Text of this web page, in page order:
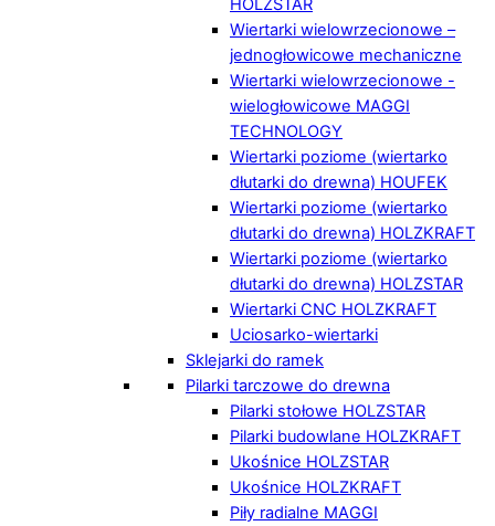
HOLZSTAR
Wiertarki wielowrzecionowe –
jednogłowicowe mechaniczne
Wiertarki wielowrzecionowe -
wielogłowicowe MAGGI
TECHNOLOGY
Wiertarki poziome (wiertarko
dłutarki do drewna) HOUFEK
Wiertarki poziome (wiertarko
dłutarki do drewna) HOLZKRAFT
Wiertarki poziome (wiertarko
dłutarki do drewna) HOLZSTAR
Wiertarki CNC HOLZKRAFT
Uciosarko-wiertarki
Sklejarki do ramek
Pilarki tarczowe do drewna
Pilarki stołowe HOLZSTAR
Pilarki budowlane HOLZKRAFT
Ukośnice HOLZSTAR
Ukośnice HOLZKRAFT
Piły radialne MAGGI